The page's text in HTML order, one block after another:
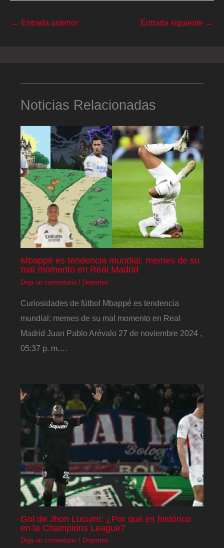
← Entrada anterior Entrada siguiente →
Noticias Relacionadas
Mbappé es tendencia mundial: memes de su
mal momento en Real Madrid
Deja un comentario / Deportes
Curiosidades de fútbol Mbappé es tendencia
mundial: memes de su mal momento en Real
Madrid Juan Pablo Arévalo 27 de noviembre 2024 ,
05:37 p. m.…
Gol de Jhon Lucumí: ¿Por qué es histórico
en la Champions League?
Deja un comentario / Deportes